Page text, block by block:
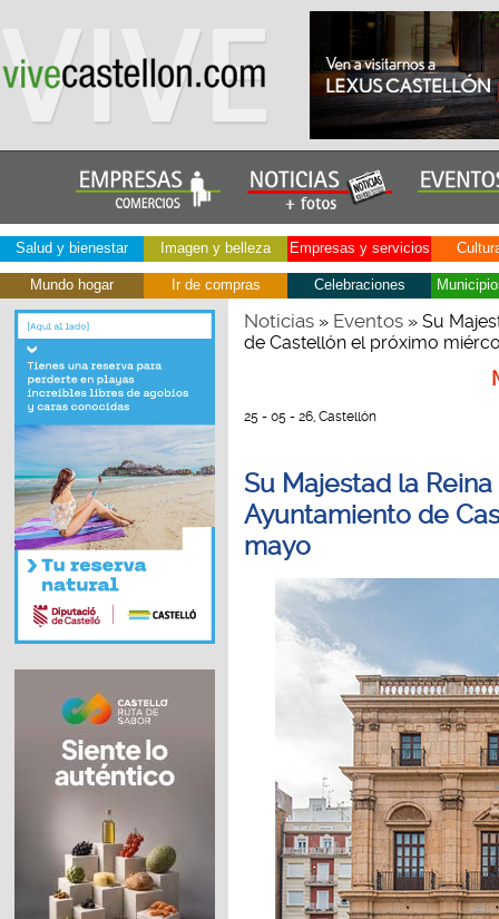
Salud y bienestar Imagen y belleza Empresas y servicios
Mundo hogar Ir de compras Celebraciones
Noticias» Eventos» Su
de Castellón el próximo
25 - 05 - 26, Castellón
Su Majestad la
Ayuntamiento de
mayo